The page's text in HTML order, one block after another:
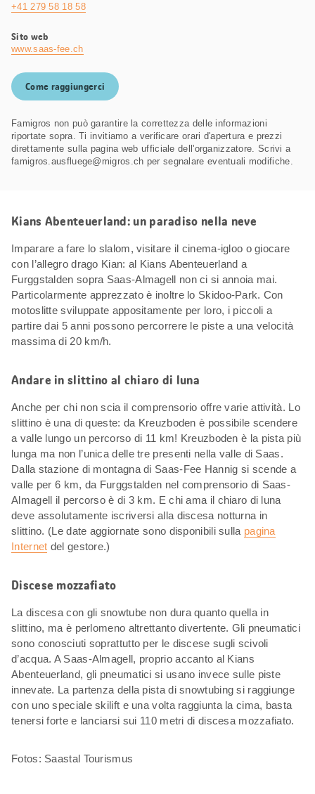
+41 279 58 18 58
Sito web
www.saas-fee.ch
Come raggiungerci
Famigros non può garantire la correttezza delle informazioni
riportate sopra. Ti invitiamo a verificare orari d'apertura e prezzi
direttamente sulla pagina web ufficiale dell'organizzatore. Scrivi a
famigros.ausfluege@migros.ch per segnalare eventuali modifiche.
Kians Abenteuerland: un paradiso nella neve
Imparare a fare lo slalom, visitare il cinema-igloo o giocare
con l’allegro drago Kian: al Kians Abenteuerland a
Furggstalden sopra Saas-Almagell non ci si annoia mai.
Particolarmente apprezzato è inoltre lo Skidoo-Park. Con
motoslitte sviluppate appositamente per loro, i piccoli a
partire dai 5 anni possono percorrere le piste a una velocità
massima di 20 km/h.
Andare in slittino al chiaro di luna
Anche per chi non scia il comprensorio offre varie attività. Lo
slittino è una di queste: da Kreuzboden è possibile scendere
a valle lungo un percorso di 11 km! Kreuzboden è la pista più
lunga ma non l’unica delle tre presenti nella valle di Saas.
Dalla stazione di montagna di Saas-Fee Hannig si scende a
valle per 6 km, da Furggstalden nel comprensorio di Saas-
Almagell il percorso è di 3 km. E chi ama il chiaro di luna
deve assolutamente iscriversi alla discesa notturna in
slittino. (Le date aggiornate sono disponibili sulla pagina
Internet del gestore.)
Discese mozzafiato
La discesa con gli snowtube non dura quanto quella in
slittino, ma è perlomeno altrettanto divertente. Gli pneumatici
sono conosciuti soprattutto per le discese sugli scivoli
d’acqua. A Saas-Almagell, proprio accanto al Kians
Abenteuerland, gli pneumatici si usano invece sulle piste
innevate. La partenza della pista di snowtubing si raggiunge
con uno speciale skilift e una volta raggiunta la cima, basta
tenersi forte e lanciarsi sui 110 metri di discesa mozzafiato.
Fotos: Saastal Tourismus